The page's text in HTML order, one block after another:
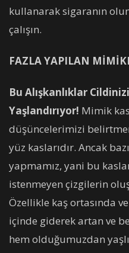
kullanarak sigaranın
çalışın.
FAZLA YAPILAN
Bu Alışkanlıklar
Yaşlandırıyor! Mimik
düşüncelerimizi
yüz kaslarıdır. Ancak
yapmamız, yani bu
istenmeyen çizgilerin
Özellikle kaş ortasında
içinde giderek artan ve
hem olduğumuzdan